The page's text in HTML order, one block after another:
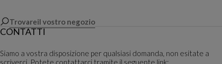
Trovareil vostro negozio
CONTATTI
Siamo a vostra disposizione per qualsiasi domanda, non esitate a
scriverci. Potete contattarci tramite il seguente link: